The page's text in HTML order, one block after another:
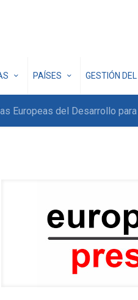
PAÍSES GESTIÓN
Europeas del Desarrollo